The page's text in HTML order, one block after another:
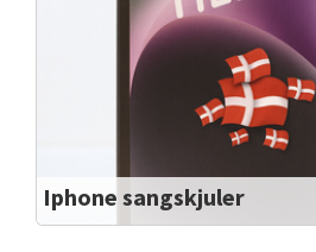
Iphone sangskjuler
Iphone ny model
Passer til A4 foldet eller rullet på